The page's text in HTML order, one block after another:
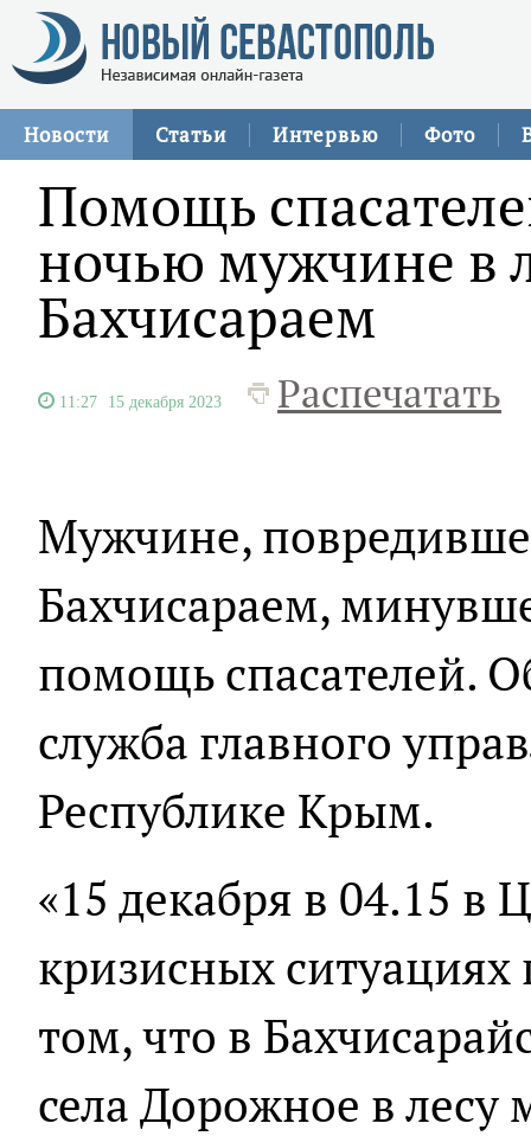
Новости Статьи Интервью Фото
Помощь
ночью мужчине в
Бахчисараем
11:27 15 декабря 2023 Распечатать
Мужчине,
Бахчисараем,
помощь спасателей.
служба главного
Республике Крым.
«15 декабря в 04.15 в
кризисных
том, что в
села Дорожное в